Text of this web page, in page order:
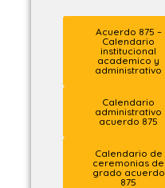
Acuerdo 875 –
Calendario
institucional
academico y
administrativo
Calendario
administrativo
acuerdo 875
Calendario de
ceremonias de
grado acuerdo
875